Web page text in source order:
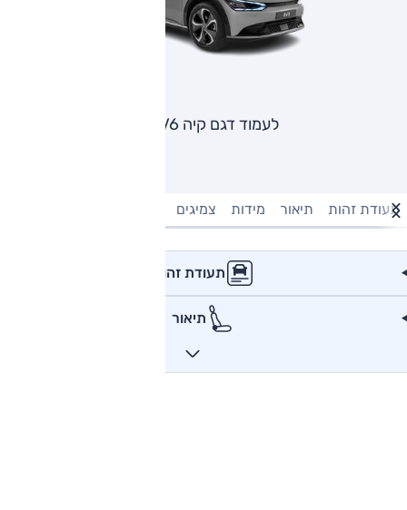
לעמוד דגם קיה EV6
תעודת זהות תיאור מידות צמיגים
תעודת זהות
תיאור